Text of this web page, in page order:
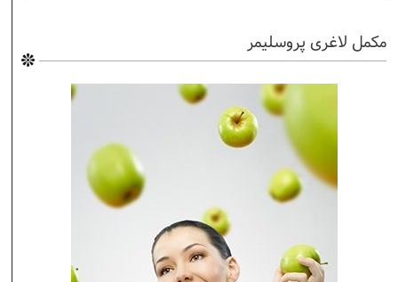
مکمل لاغری پروسلیمر